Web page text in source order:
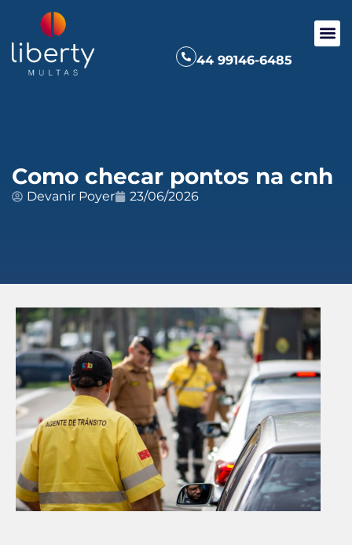
44 99146-6485
Como checar pontos na cnh
Devanir Poyer 23/06/2026